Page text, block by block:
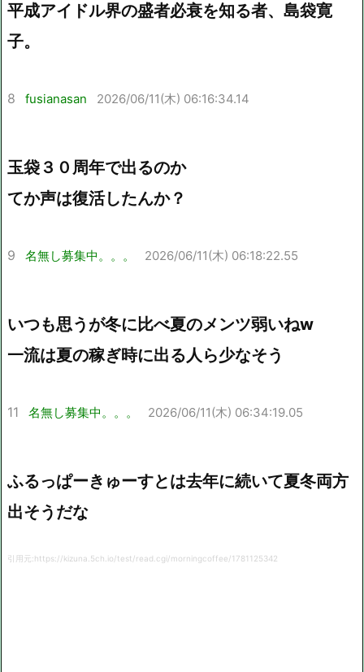
平成アイドル界の盛者必衰を知る者、島袋寛
子。
8 fusianasan 2026/06/11(木) 06:16:34.14
玉袋３０周年で出るのか
てか声は復活したんか？
9 名無し募集中。。。 2026/06/11(木) 06:18:22.55
いつも思うが冬に比べ夏のメンツ弱いねw
一流は夏の稼ぎ時に出る人ら少なそう
11 名無し募集中。。。 2026/06/11(木) 06:34:19.05
ふるっぱーきゅーすとは去年に続いて夏冬両方
出そうだな
引用元:https://kizuna.5ch.io/test/read.cgi/morningcoffee/1781125342